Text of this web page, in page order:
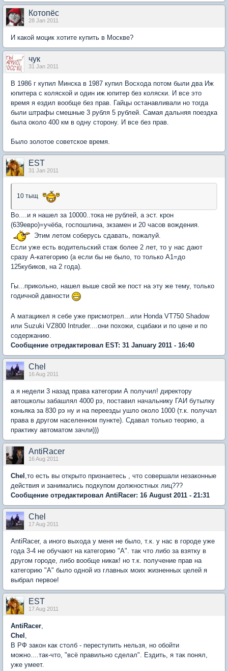
Котопёс
28 Jan 2011
И какой моцик хотите купить в Москве?
чук
31 Jan 2011
В 1986 г купил Минска в 1987 купил Восхода потом были два Иж
юпитера с коляской и один иж юпитер без коляски. И все это
время я ездил вообще без прав. Гайцы останавливали но тогда
были штрафы смешные 3 рубля 5 рублей. Самая дальняя поездка
была около 400 км в одну сторону. И все без прав.
Было золотое советское время.
EST
31 Jan 2011
10 тыщ
Во....и я нашел за 10000..тока не рублей, а эст. крон
(639евро)=учёба, госпошлина, зкзамен и 20 часов вождения.
Этим летом соберусь сдавать, пожалуй.
Если уже есть водительский стаж более 2 лет, то у нас дают
сразу А-категорию (а если бы не было, то только А1=до
125кубиков, на 2 года).
Гы...прикольно, нашел выше свой же пост на эту же тему, только
годичной давности
А матацикел я себе уже присмотрел...или Honda VT750 Shadow
или Suzuki VZ800 Intruder....они похожи, сцабаки и по цене и по
содержанию.
Сообщение отредактировал EST: 31 January 2011 - 16:40
Chel
16 Aug 2011
а я недели 3 назад права категории А получил! директору
автошколы забашлял 4000 рэ, поставил начальнику ГАИ бутылку
коньяка за 830 рэ ну и на переезды ушло около 1000 (т.к. получал
права в другом населенном пункте). Сдавал только теорию, а
практику автоматом зачли)))
AntiRacer
16 Aug 2011
Chel ,то есть вы открыто признаетесь , что совершали незаконные
действия и занимались подкупом должностных лиц???
Сообщение отредактировал AntiRacer: 16 August 2011 - 21:31
Chel
17 Aug 2011
AntiRacer, а иного выхода у меня не было, т.к. у нас в городе уже
года 3-4 не обучают на категорию "А". так что либо за взятку в
другом городе, либо вообще никак! но т.к. получение прав на
категорию "А" было одной из главных моих жизненных целей я
выбрал первое!
EST
17 Aug 2011
AntiRacer
Chel
В РФ закон как столб - переступить нельзя, но обойти
можно....так-что, "всё правильно сделал". Ездить, я так понял,
уже умеет.